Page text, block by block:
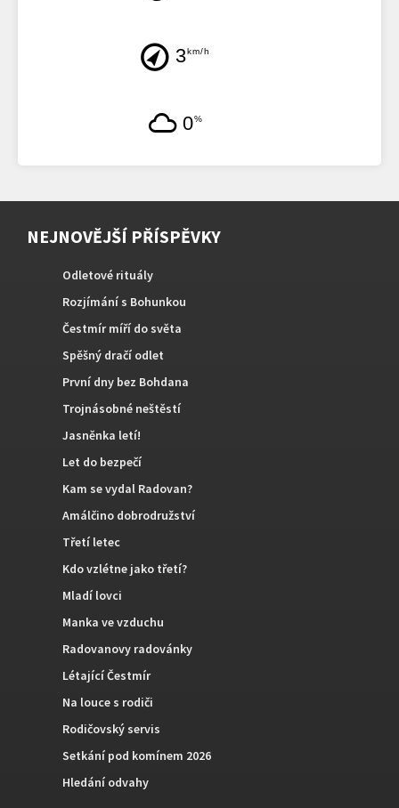
3km/h
0%
NEJNOVĚJŠÍ PŘÍSPĚVKY
Odletové rituály
Rozjímání s Bohunkou
Čestmír míří do světa
Spěšný dračí odlet
První dny bez Bohdana
Trojnásobné neštěstí
Jasněnka letí!
Let do bezpečí
Kam se vydal Radovan?
Amálčino dobrodružství
Třetí letec
Kdo vzlétne jako třetí?
Mladí lovci
Manka ve vzduchu
Radovanovy radovánky
Létající Čestmír
Na louce s rodiči
Rodičovský servis
Setkání pod komínem 2026
Hledání odvahy